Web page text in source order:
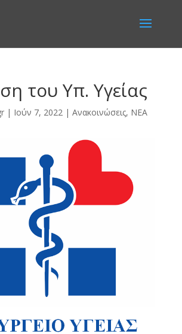
του Υπ. Υγείας
| Ιούν 7, 2022| Ανακοινώσεις, ΝΕΑ